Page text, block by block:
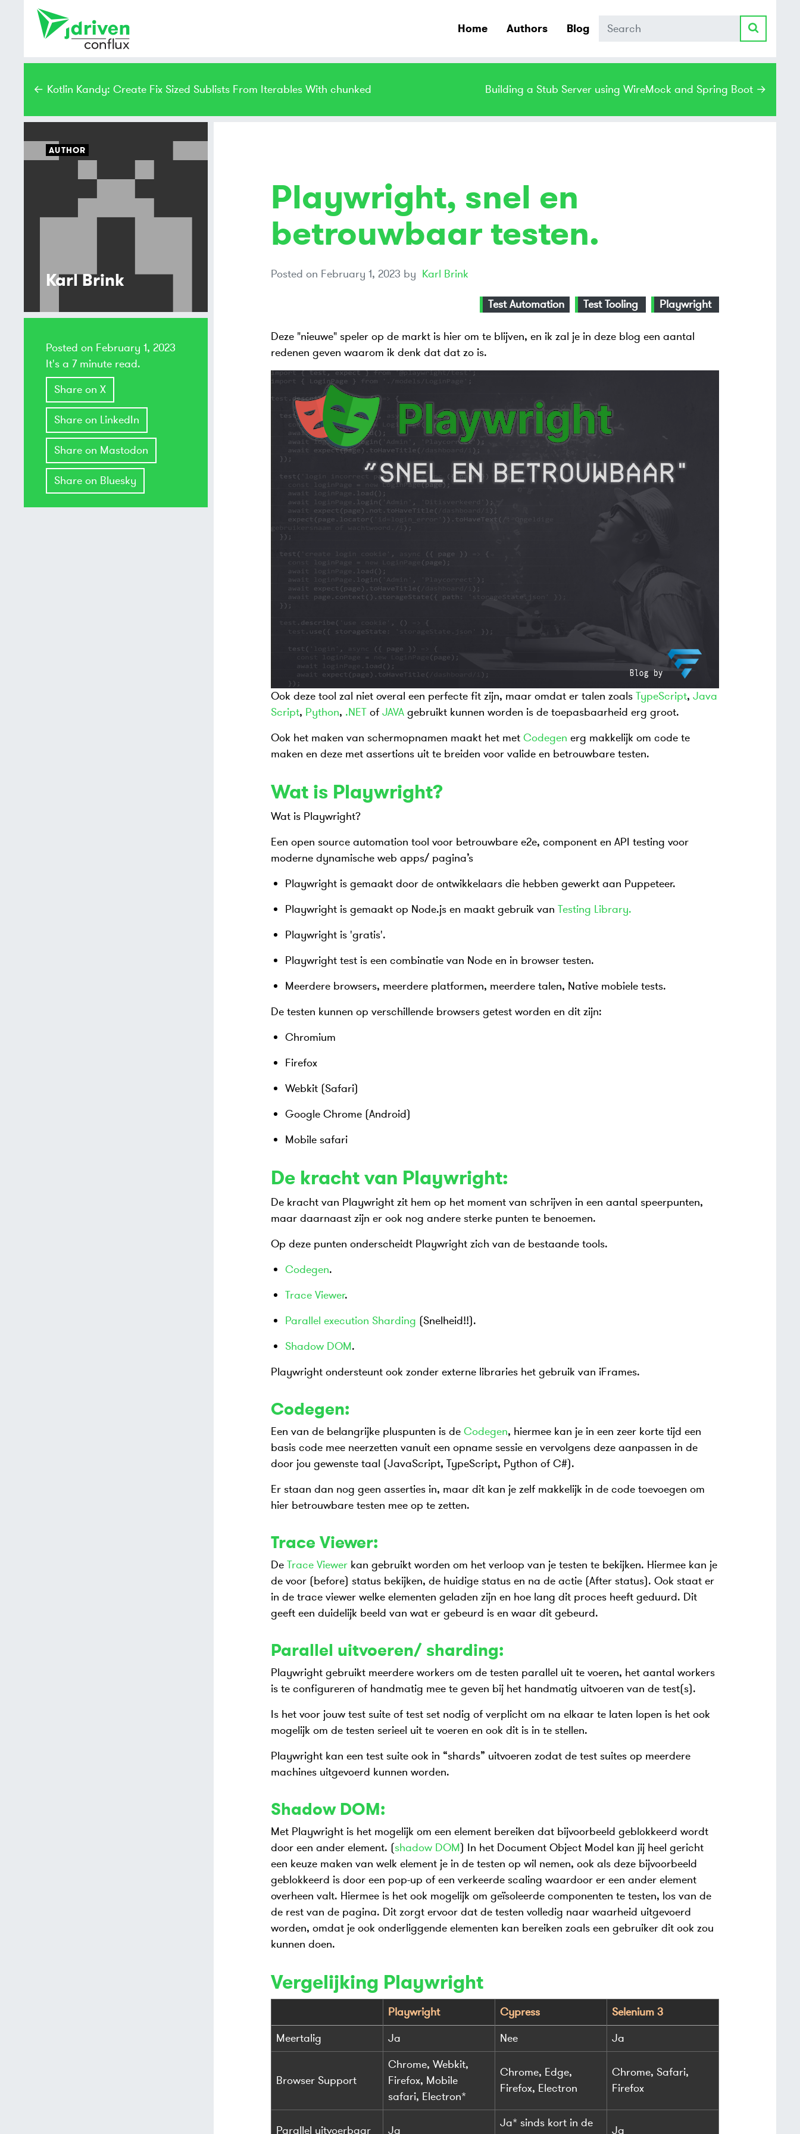
Home Authors Blog Search
← Kotlin Kandy: Create Fix Sized Sublists From Iterables With chunked Building a Stub Server using WireMock and Spring Boot →
Playwright, snel en
betrouwbaar testen.
Posted on February 1, 2023 by Karl Brink
Test Automation Test Tooling Playwright
Deze "nieuwe" speler op de markt is hier om te blijven, en ik zal je in deze blog een aantal
redenen geven waarom ik denk dat dat zo is.
Ook deze tool zal niet overal een perfecte fit zijn, maar omdat er talen zoals TypeScript, Java
Script, Python, .NETof JAVAgebruikt kunnen worden is de toepasbaarheid erg groot.
Ook het maken van schermopnamen maakt het met Codegen erg makkelijk om code te
maken en deze met assertions uit te breiden voor valide en betrouwbare testen.
Wat is Playwright?
Wat is Playwright?
Een open source automation tool voor betrouwbare e2e, component en API testing voor
moderne dynamische web apps/ pagina’s
Playwright is gemaakt door de ontwikkelaars die hebben gewerkt aan Puppeteer.
Playwright is gemaakt op Node.js en maakt gebruik van Testing Library.
Playwright is 'gratis'.
Playwright test is een combinatie van Node en in browser testen.
Meerdere browsers, meerdere platformen, meerdere talen, Native mobiele tests.
De testen kunnen op verschillende browsers getest worden en dit zijn:
Chromium
Firefox
Webkit (Safari)
Google Chrome (Android)
Mobile safari
De kracht van Playwright:
De kracht van Playwright zit hem op het moment van schrijven in een aantal speerpunten,
maar daarnaast zijn er ook nog andere sterke punten te benoemen.
Op deze punten onderscheidt Playwright zich van de bestaande tools.
Codegen.
Trace Viewer.
Parallel execution Sharding (Snelheid!!).
Shadow DOM.
Playwright ondersteunt ook zonder externe libraries het gebruik van iFrames.
Codegen:
Een van de belangrijke pluspunten is de Codegen, hiermee kan je in een zeer korte tijd een
basis code mee neerzetten vanuit een opname sessie en vervolgens deze aanpassen in de
door jou gewenste taal (JavaScript, TypeScript, Python of C#).
Er staan dan nog geen asserties in, maar dit kan je zelf makkelijk in de code toevoegen om
hier betrouwbare testen mee op te zetten.
Trace Viewer:
De Trace Viewerkan gebruikt worden om het verloop van je testen te bekijken. Hiermee kan je
de voor (before) status bekijken, de huidige status en na de actie (After status). Ook staat er
in de trace viewer welke elementen geladen zijn en hoe lang dit proces heeft geduurd. Dit
geeft een duidelijk beeld van wat er gebeurd is en waar dit gebeurd.
Parallel uitvoeren/ sharding:
Playwright gebruikt meerdere workers om de testen parallel uit te voeren, het aantal workers
is te configureren of handmatig mee te geven bij het handmatig uitvoeren van de test(s).
Is het voor jouw test suite of test set nodig of verplicht om na elkaar te laten lopen is het ook
mogelijk om de testen serieel uit te voeren en ook dit is in te stellen.
Playwright kan een test suite ook in “shards” uitvoeren zodat de test suites op meerdere
machines uitgevoerd kunnen worden.
Shadow DOM:
Met Playwright is het mogelijk om een element bereiken dat bijvoorbeeld geblokkeerd wordt
door een ander element. (shadow DOM) In het Document Object Model kan jij heel gericht
een keuze maken van welk element je in de testen op wil nemen, ook als deze bijvoorbeeld
geblokkeerd is door een pop-up of een verkeerde scaling waardoor er een ander element
overheen valt. Hiermee is het ook mogelijk om geïsoleerde componenten te testen, los van de
de rest van de pagina. Dit zorgt ervoor dat de testen volledig naar waarheid uitgevoerd
worden, omdat je ook onderliggende elementen kan bereiken zoals een gebruiker dit ook zou
kunnen doen.
Vergelijking Playwright
Playwright Cypress
Selenium 3
Meertalig
Ja Nee Ja
Browser Support
Chrome, Webkit,
Firefox, Mobile
safari, Electron*
Chrome, Edge,
Firefox, Electron
Chrome, Safari,
Firefox
Parallel uitvoerbaar Ja
Ja* sinds kort in de
Ja
AUTHOR
Karl Brink
Posted on February 1, 2023
It's a 7 minute read.
Share on X
Share on LinkedIn
Share on Mastodon
Share on Bluesky